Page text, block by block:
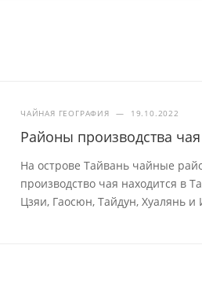
ЧАЙНАЯ ГЕОГРАФИЯ — 19.10.2022
Районы производства
На острове Тайвань чайные
производство чая находится в
Цзяи, Гаосюн, Тайдун, Хуалянь и